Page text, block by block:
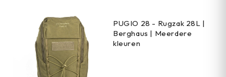
PUGIO 28 - Rugzak 28L |
Berghaus | Meerdere
kleuren